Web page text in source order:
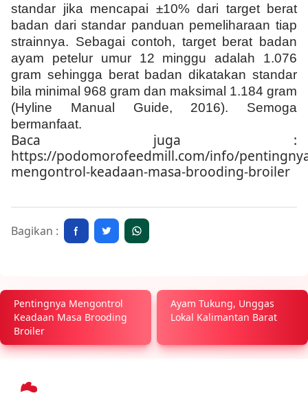
standar jika mencapai ±10% dari target berat
badan dari standar panduan pemeliharaan tiap
strainnya. Sebagai contoh, target berat badan
ayam petelur umur 12 minggu adalah 1.076
gram sehingga berat badan dikatakan standar
bila minimal 968 gram dan maksimal 1.184 gram
(Hyline Manual Guide, 2016). Semoga
bermanfaat.
Baca juga :
https://podomorofeedmill.com/info/
mengontrol-keadaan-masa-brooding-broiler
Bagikan :
Pentingnya Mengontrol
Keadaan Masa Brooding
Broiler
Ayam Tukung, Unggas
Lokal Kalimantan Barat